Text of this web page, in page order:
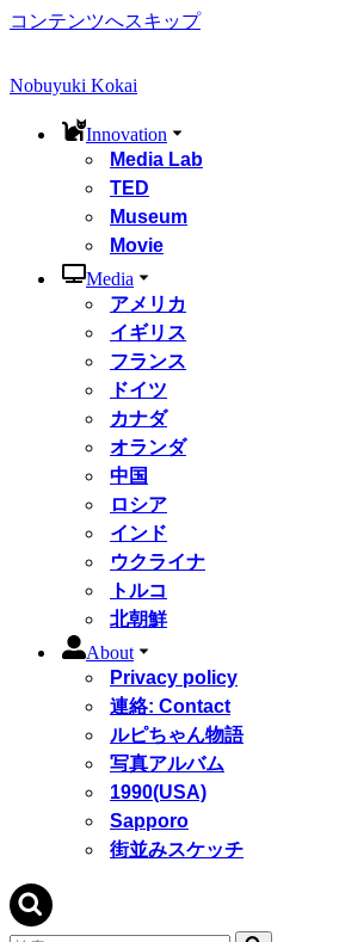
コンテンツへスキップ
Nobuyuki Kokai
Innovation
Media Lab
TED
Museum
Movie
Media
アメリカ
イギリス
フランス
ドイツ
カナダ
オランダ
中国
ロシア
インド
ウクライナ
トルコ
北朝鮮
About
Privacy policy
連絡: Contact
ルピちゃん物語
写真アルバム
1990(USA)
Sapporo
街並みスケッチ